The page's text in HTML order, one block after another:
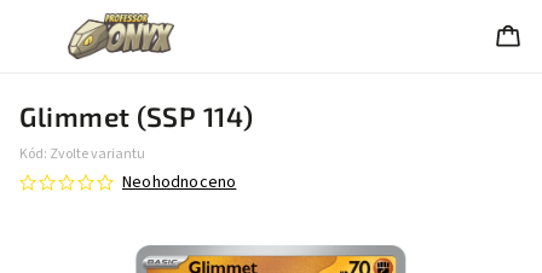
Glimmet (SSP 114)
Kód: Zvolte variantu
Neohodnoceno